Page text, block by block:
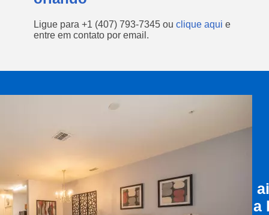
Ligue para +1 (407) 793-7345 ou clique aqui e
entre em contato por email.
a